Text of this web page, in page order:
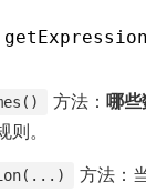
方法：哪些
。
方法：